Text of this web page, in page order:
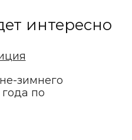
интересно
зимнего
по